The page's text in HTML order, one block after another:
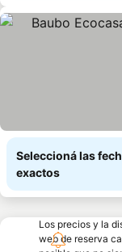
Seleccioná las
exactos
Los precios y la
web de reserva